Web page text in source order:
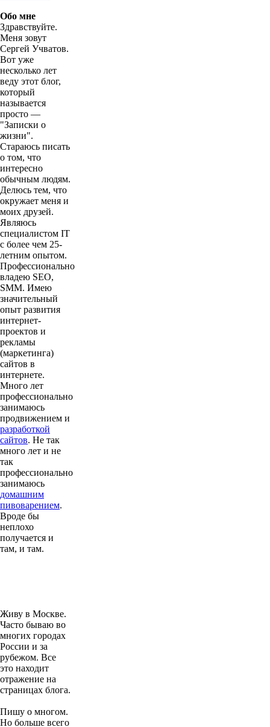
Обо мне
Здравствуйте.
Меня зовут
Сергей Учватов.
Вот уже
несколько лет
веду этот блог,
который
называется
просто —
"Записки о
жизни".
Стараюсь писать
о том, что
интересно
обычным людям.
Делюсь тем, что
окружает меня и
моих друзей.
Являюсь
специалистом IT
с более чем 25-
летним опытом.
Профессионально
владею SEO,
SMM. Имею
значительный
опыт развития
интернет-
проектов и
рекламы
(маркетинга)
сайтов в
интернете.
Много лет
профессионально
занимаюсь
продвижением и
разработкой
сайтов. Не так
много лет и не
так
профессионально
занимаюсь
домашним
пивоварением.
Вроде бы
неплохо
получается и
там, и там.
Живу в Москве.
Часто бываю во
многих городах
России и за
рубежом. Все
это находит
отражение на
страницах блога.
Пишу о многом.
Но больше всего